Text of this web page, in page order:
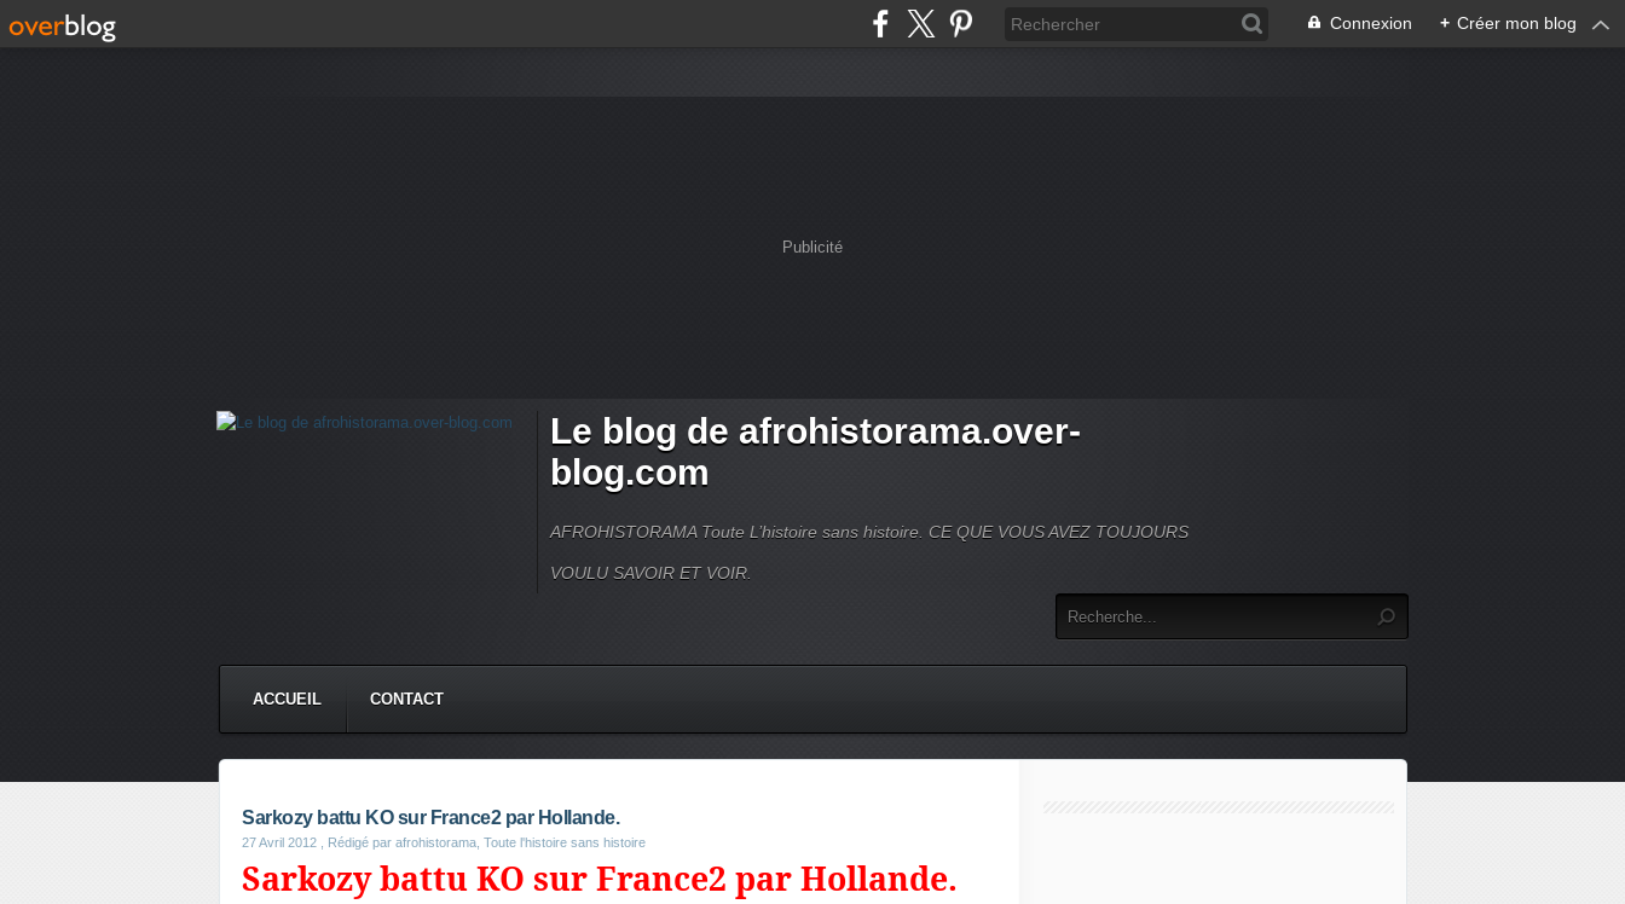
Connexion + Créer mon blog
Publicité
Le blog de afrohistorama.over-
blog.com
AFROHISTORAMA Toute L’histoire sans histoire. CE QUE VOUS AVEZ TOUJOURS
VOULU SAVOIR ET VOIR.
ACCUEIL CONTACT
Sarkozy battu KO sur France2 par Hollande.
27 Avril 2012 , Rédigé par afrohistorama, Toute l'histoire sans histoire
Sarkozy battu KO sur France2 par Hollande.